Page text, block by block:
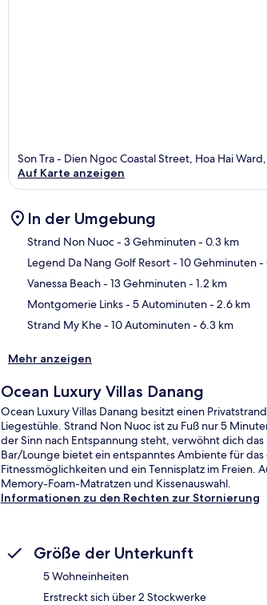
Son Tra - Dien Ngoc Coastal Street, Hoa Hai
Auf Karte anzeigen
In der Umgebung
Strand Non Nuoc- 3 Gehminuten- 0.3 km
Legend Da Nang Golf Resort- 10 Gehminuten-
Vanessa Beach- 13 Gehminuten- 1.2 km
Montgomerie Links- 5 Autominuten- 2.6 km
Strand My Khe- 10 Autominuten- 6.3 km
Mehr anzeigen
Ocean Luxury Villas Danang
Ocean Luxury Villas Danang besitzt einen
Liegestühle. Strand Non Nuoc ist zu Fuß nur 5
der Sinn nach Entspannung steht, verwöhnt dich
Bar/Lounge bietet ein entspanntes Ambiente für
Fitnessmöglichkeiten und ein Tennisplatz im
Memory-Foam-Matratzen und Kissenauswahl.
Informationen zu den Rechten zur Stornierung
Größe der Unterkunft
5 Wohneinheiten
Erstreckt sich über 2 Stockwerke